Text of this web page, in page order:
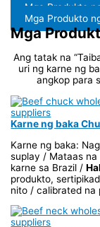
Mga Produkto
Mga Produkto
Mga
Ang tatak na
uri ng karne ng
angkop para
Karne ng baka
Karne ng baka:
suplay / Mataas
karne sa Brazil /
produkto,
nito / calibrated